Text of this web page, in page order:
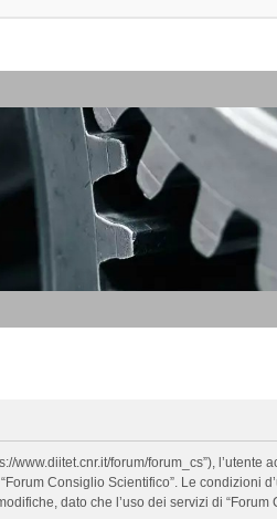
www.diitet.cnr.it/forum/forum_cs”),
Consiglio Scientifico”. Le condizioni
dato che l’uso dei servizi di